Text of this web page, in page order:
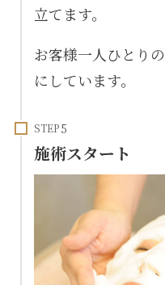
立てます。
お客様一人ひとり
にしています。
STEP
施術スタート